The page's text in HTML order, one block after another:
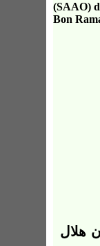
(SAAO)
Bon
هلال